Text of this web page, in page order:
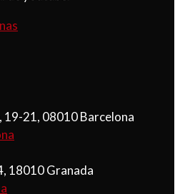
19-21, 08010 Barcelona
18010 Granada